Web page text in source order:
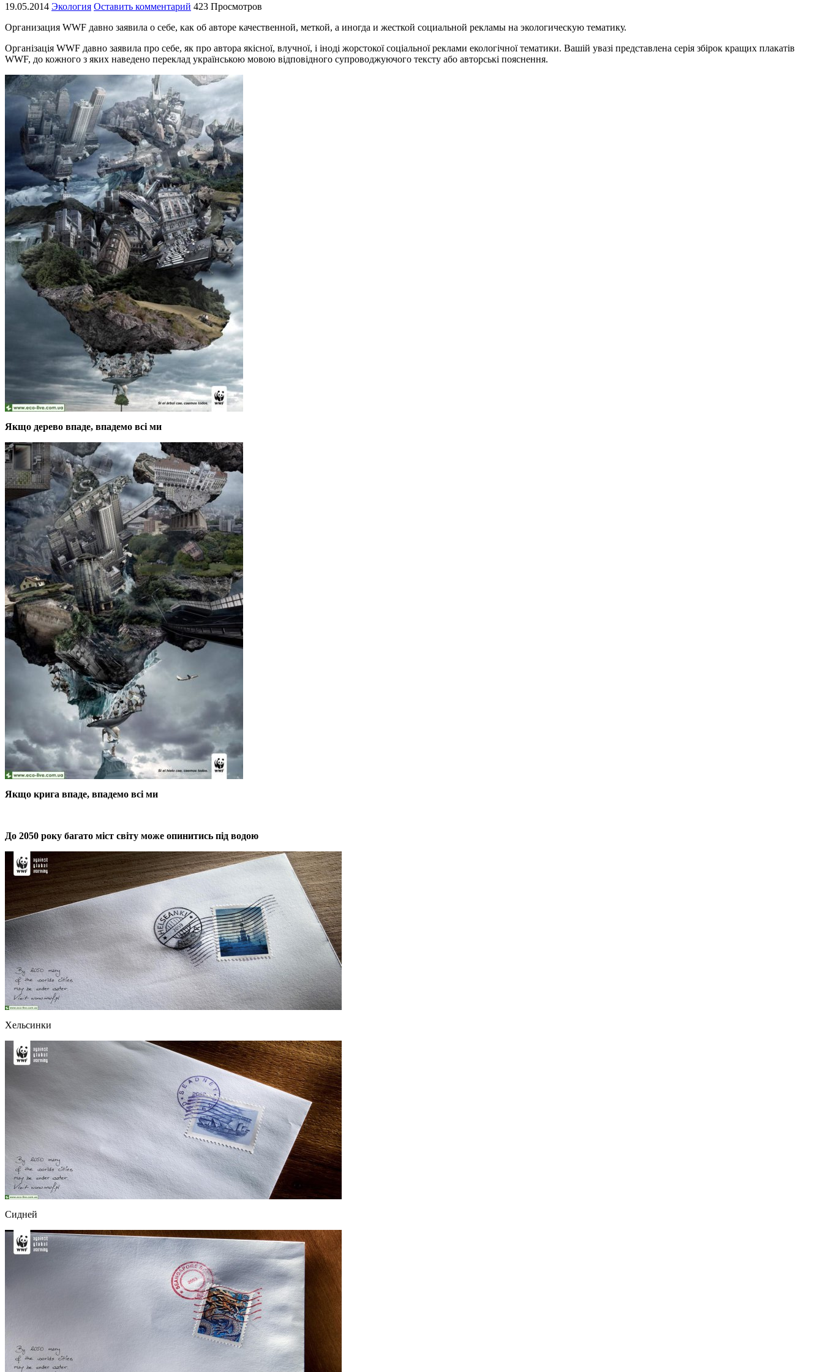
19.05.2014 Экология Оставить комментарий 423 Просмотров
Организация WWF давно заявила о себе, как об авторе качественной, меткой, а иногда и жесткой социальной рекламы на экологическую тематику.
Організація WWF давно заявила про себе, як про автора якісної, влучної, і іноді жорстокої соціальної реклами екологічної тематики. Вашій увазі представлена серія збірок кращих плакатів
WWF, до кожного з яких наведено переклад українською мовою відповідного супроводжуючого тексту або авторські пояснення.
Якщо дерево впаде, впадемо всі ми
Якщо крига впаде, впадемо всі ми
До 2050 року багато міст світу може опинитись під водою
Хельсинки
Сидней